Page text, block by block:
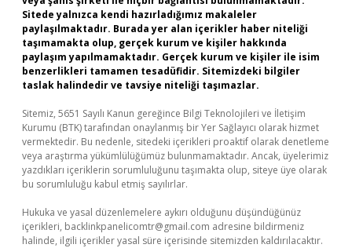
Sitede yalnızca kendi hazırladığımız makaleler
paylaşılmaktadır. Burada yer alan içerikler haber niteliği
taşımamakta olup, gerçek kurum ve kişiler hakkında
paylaşım yapılmamaktadır. Gerçek kurum ve kişiler ile isim
benzerlikleri tamamen tesadüfidir. Sitemizdeki bilgiler
taslak halindedir ve tavsiye niteliği taşımazlar.
Sitemiz, 5651 Sayılı Kanun gereğince Bilgi Teknolojileri ve İletişim
Kurumu (BTK) tarafından onaylanmış bir Yer Sağlayıcı olarak hizmet
vermektedir. Bu nedenle, sitedeki içerikleri proaktif olarak denetleme
veya araştırma yükümlülüğümüz bulunmamaktadır. Ancak, üyelerimiz
yazdıkları içeriklerin sorumluluğunu taşımakta olup, siteye üye olarak
bu sorumluluğu kabul etmiş sayılırlar.
Hukuka ve yasal düzenlemelere aykırı olduğunu düşündüğünüz
içerikleri, backlinkpanelicomtr@gmail.com adresine bildirmeniz
halinde, ilgili içerikler yasal süre içerisinde sitemizden kaldırılacaktır.